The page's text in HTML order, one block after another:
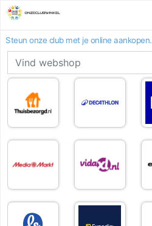
Steun onze club met je online aankopen.